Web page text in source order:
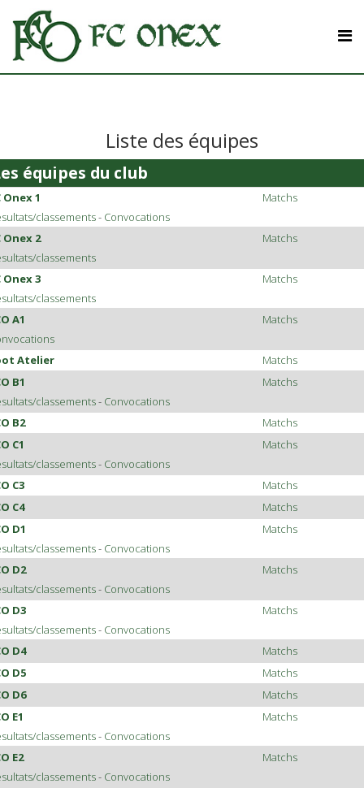
Liste des équipes
équipes du club
Onex 1
Matchs
classements- Convocations
Onex 2
Matchs
classements
Onex 3
Matchs
classements
A1
Matchs
Atelier
Matchs
B1
Matchs
classements- Convocations
B2
Matchs
C1
Matchs
classements- Convocations
C3
Matchs
C4
Matchs
D1
Matchs
classements- Convocations
D2
Matchs
classements- Convocations
D3
Matchs
classements- Convocations
D4
Matchs
D5
Matchs
D6
Matchs
E1
Matchs
classements- Convocations
E2
Matchs
classements- Convocations